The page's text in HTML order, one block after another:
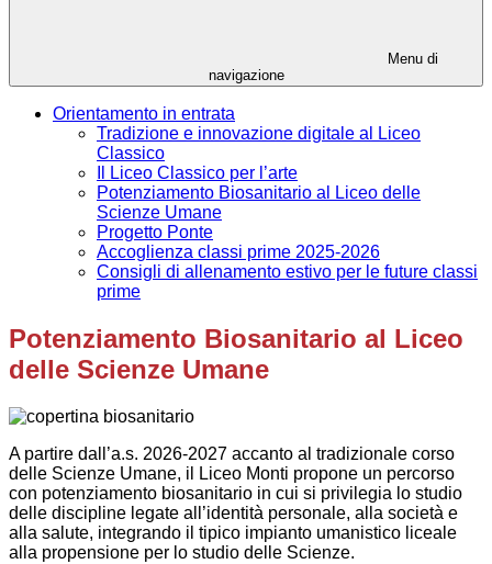
Menu di
navigazione
Orientamento in entrata
Tradizione e innovazione digitale al Liceo
Classico
Il Liceo Classico per l’arte
Potenziamento Biosanitario al Liceo delle
Scienze Umane
Progetto Ponte
Accoglienza classi prime 2025-2026
Consigli di allenamento estivo per le future classi
prime
Potenziamento Biosanitario al Liceo
delle Scienze Umane
A partire dall’a.s. 2026-2027 accanto al tradizionale corso
delle Scienze Umane, il Liceo Monti propone un percorso
con potenziamento biosanitario in cui si privilegia lo studio
delle discipline legate all’identità personale, alla società e
alla salute, integrando il tipico impianto umanistico liceale
alla propensione per lo studio delle Scienze.